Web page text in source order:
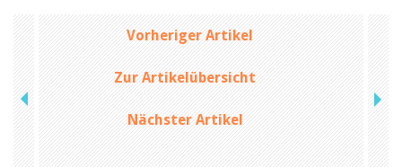
Juni 2025
März 2025
Februar 2025
2024
2023
2022
2021
2020
2019
Vorheriger Artikel
Zur Artikelübersicht
Nächster Artikel